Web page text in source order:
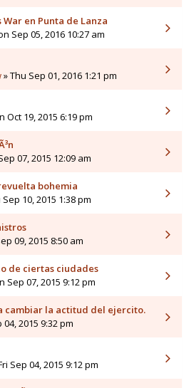
en Punta de Lanza
Sep 05, 2016 10:27 am
» Thu Sep 01, 2016 1:21 pm
Oct 19, 2015 6:19 pm
07, 2015 12:09 am
bohemia
Sep 10, 2015 1:38 pm
09, 2015 8:50 am
de ciertas ciudades
Sep 07, 2015 9:12 pm
cambiar la actitud del ejercito.
04, 2015 9:32 pm
Sep 04, 2015 9:12 pm